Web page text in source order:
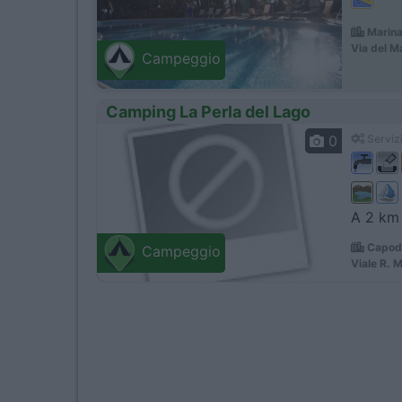
Campeggio
Via del
Camping La Perla del Lago
Campeggio
0
A 2
Viale R.